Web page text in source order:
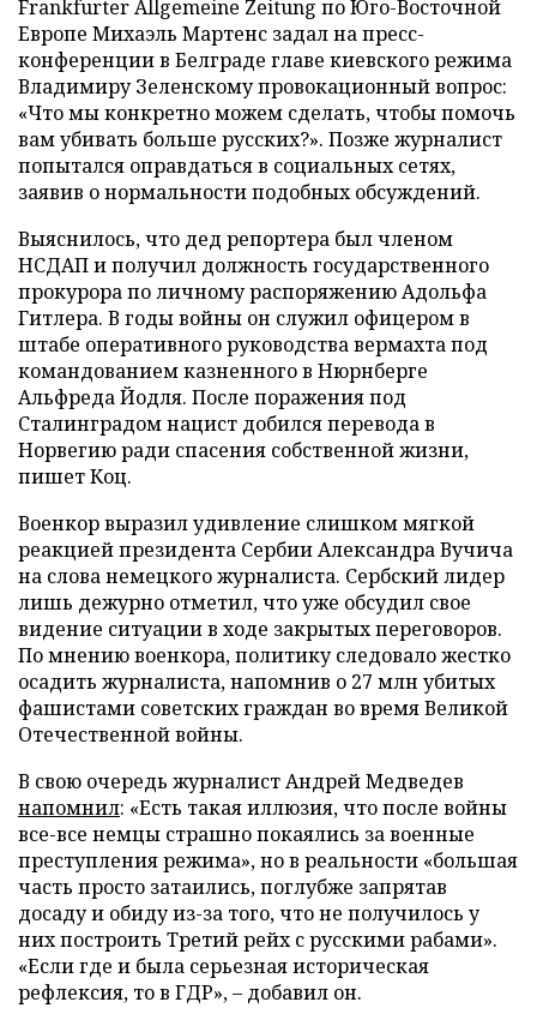
Frankfurter Allgemeine Zeitung по Юго-Восточной
Европе Михаэль Мартенс задал на пресс-
конференции в Белграде главе киевского режима
Владимиру Зеленскому провокационный вопрос:
«Что мы конкретно можем сделать, чтобы помочь
вам убивать больше русских?». Позже журналист
попытался оправдаться в социальных сетях,
заявив о нормальности подобных обсуждений.
Выяснилось, что дед репортера был членом
НСДАП и получил должность государственного
прокурора по личному распоряжению Адольфа
Гитлера. В годы войны он служил офицером в
штабе оперативного руководства вермахта под
командованием казненного в Нюрнберге
Альфреда Йодля. После поражения под
Сталинградом нацист добился перевода в
Норвегию ради спасения собственной жизни,
пишет Коц.
Военкор выразил удивление слишком мягкой
реакцией президента Сербии Александра Вучича
на слова немецкого журналиста. Сербский лидер
лишь дежурно отметил, что уже обсудил свое
видение ситуации в ходе закрытых переговоров.
По мнению военкора, политику следовало жестко
осадить журналиста, напомнив о 27 млн убитых
фашистами советских граждан во время Великой
Отечественной войны.
В свою очередь журналист Андрей Медведев
напомнил: «Есть такая иллюзия, что после войны
все-все немцы страшно покаялись за военные
преступления режима», но в реальности «большая
часть просто затаились, поглубже запрятав
досаду и обиду из-за того, что не получилось у
них построить Третий рейх с русскими рабами».
«Если где и была серьезная историческая
рефлексия, то в ГДР», – добавил он.